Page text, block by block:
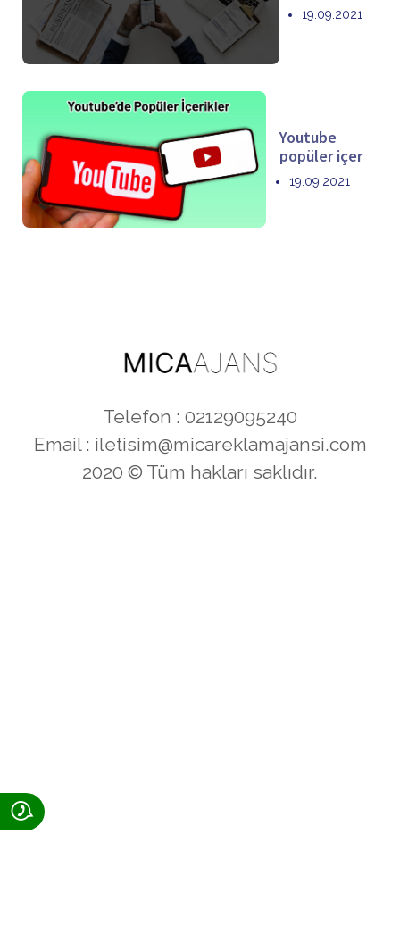
19.09.2021
Youtube
popüler içer
19.09.2021
Telefon : 02129095240
Email : iletisim@micareklamajansi.com
2020 © Tüm hakları saklıdır.